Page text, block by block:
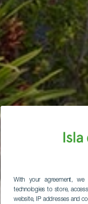
With your agreement,
technologies to store,
website, IP addresses and